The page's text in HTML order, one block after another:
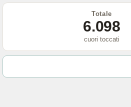
Totale
6.098
cuori toccati